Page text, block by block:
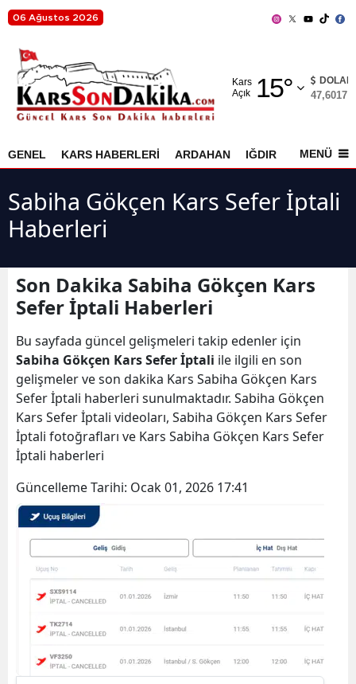
06 Ağustos 2026
Kars
Açık
15°
Adıyaman
Ağrı
Ankara
Artvin
Balıkesir
Bilecik
Bingöl
Bitlis
Bursa
Çanakkale
Çankırı
Çorum
Denizli
DOLAR
47,6017
GENEL KARS HABERLERİ ARDAHAN IĞDIR AKYAKA
MENÜ
Sabiha Gökçen Kars Sefer İptali
Haberleri
Son Dakika Sabiha Gökçen Kars
Sefer İptali Haberleri
Bu sayfada güncel gelişmeleri takip edenler için
Sabiha Gökçen Kars Sefer İptali ile ilgili en son
gelişmeler ve son dakika Kars Sabiha Gökçen Kars
Sefer İptali haberleri sunulmaktadır. Sabiha Gökçen
Kars Sefer İptali videoları, Sabiha Gökçen Kars Sefer
İptali fotoğrafları ve Kars Sabiha Gökçen Kars Sefer
İptali haberleri
Güncelleme Tarihi: Ocak 01, 2026 17:41